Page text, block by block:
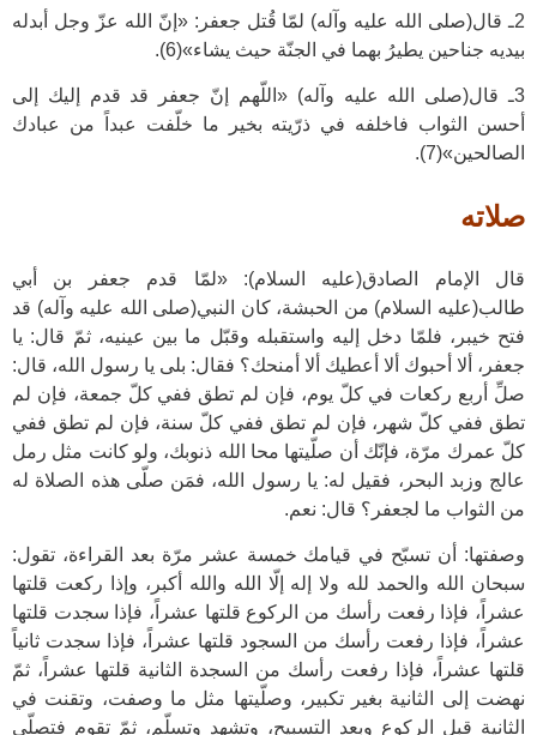
2ـ قال(صلى الله عليه وآله) لمّا قُتل جعفر: «إنّ الله عزّ وجل أبدله
بيديه جناحين يطيرُ بهما في الجنّة حيث يشاء»(6).
3ـ قال(صلى الله عليه وآله) «اللّهم إنّ جعفر قد قدم إليك إلى
أحسن الثواب فاخلفه في ذرّيته بخير ما خلّفت عبداً من عبادك
الصالحين»(7).
صلاته
قال الإمام الصادق(عليه السلام): «لمّا قدم جعفر بن أبي
طالب(عليه السلام) من الحبشة، كان النبي(صلى الله عليه وآله) قد
فتح خيبر، فلمّا دخل إليه واستقبله وقبّل ما بين عينيه، ثمّ قال: يا
جعفر، ألا أحبوك ألا أعطيك ألا أمنحك؟ فقال: بلى يا رسول الله، قال:
صلِّ أربع ركعات في كلّ يوم، فإن لم تطق ففي كلّ جمعة، فإن لم
تطق ففي كلّ شهر، فإن لم تطق ففي كلّ سنة، فإن لم تطق ففي
كلّ عمرك مرّة، فإنّك أن صلّيتها محا الله ذنوبك، ولو كانت مثل رمل
عالج وزبد البحر، فقيل له: يا رسول الله، فمَن صلّى هذه الصلاة له
من الثواب ما لجعفر؟ قال: نعم.
وصفتها: أن تسبّح في قيامك خمسة عشر مرّة بعد القراءة، تقول:
سبحان الله والحمد لله ولا إله إلّا الله والله أكبر، وإذا ركعت قلتها
عشراً، فإذا رفعت رأسك من الركوع قلتها عشراً، فإذا سجدت قلتها
عشراً، فإذا رفعت رأسك من السجود قلتها عشراً، فإذا سجدت ثانياً
قلتها عشراً، فإذا رفعت رأسك من السجدة الثانية قلتها عشراً، ثمّ
نهضت إلى الثانية بغير تكبير، وصلّيتها مثل ما وصفت، وتقنت في
الثانية قبل الركوع وبعد التسبيح، وتشهد وتسلّم، ثمّ تقوم فتصلّي